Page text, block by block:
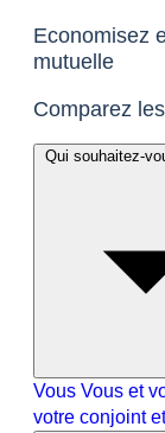
Economisez
mutuelle
Comparez
Vous Vous et
votre conjoint